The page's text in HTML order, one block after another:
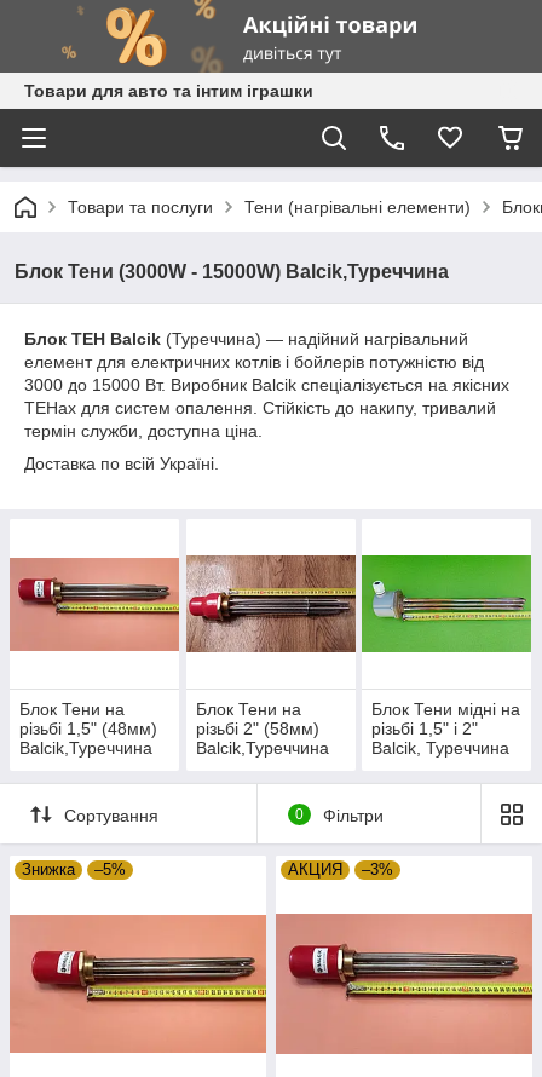
Товари для авто та інтим іграшки
Товари та послуги Тени (нагрівальні елементи)
Блок Тени (3000W - 15000W) Balcik,Туреччина
Блок ТЕН Balcik (Туреччина) — надійний нагрівальний
елемент для електричних котлів і бойлерів потужністю від
3000 до 15000 Вт. Виробник Balcik спеціалізується на якісних
ТЕНах для систем опалення. Стійкість до накипу, тривалий
термін служби, доступна ціна.
Доставка по всій Україні.
Блок Тени на
різьбі 1,5" (48мм)
Balcik,Туреччина
Блок Тени на
різьбі 2" (58мм)
Balcik,Туреччина
Блок Тени мідні на
різьбі 1,5" і 2"
Balcik, Туреччина
Сортування 0 Фільтри
Знижка –5% АКЦИЯ –3%